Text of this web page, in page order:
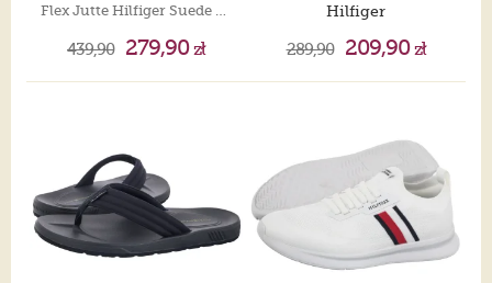
Flex Jutte Hilfiger Suede Sandal Fudge Brown FM0FM05503 GQM
439,90 279,90zł
Hilfiger
289,90 209,90zł